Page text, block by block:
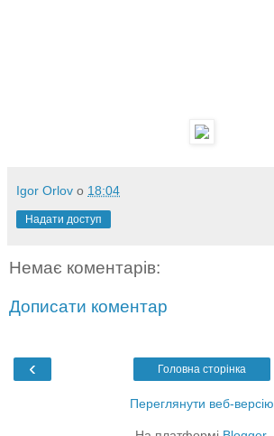
Igor Orlov о 18:04
Надати доступ
Немає коментарів:
Дописати коментар
‹ Головна сторінка
Переглянути веб-версію